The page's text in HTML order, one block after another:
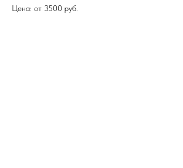
Цена: от 3500 руб.